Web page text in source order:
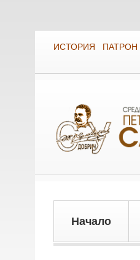
ИСТОРИЯ ПАТРОН
Начало